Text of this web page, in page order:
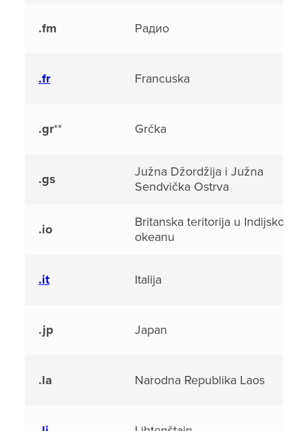
.fm Радио
.fr Francuska
.gr** Grčka
.gs
Južna Džordžija i Južna
Sendvička Ostrva
.io
Britanska teritorija u Indijskom
okeanu
.it Italija
.jp Japan
.la Narodna Republika Laos